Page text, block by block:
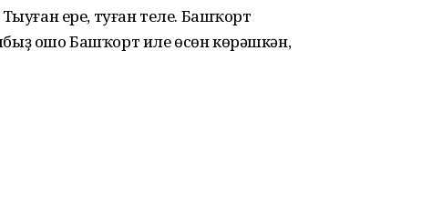
ере, туған теле. Башҡорт
ошо Башҡорт иле өсөн көрәшкән,